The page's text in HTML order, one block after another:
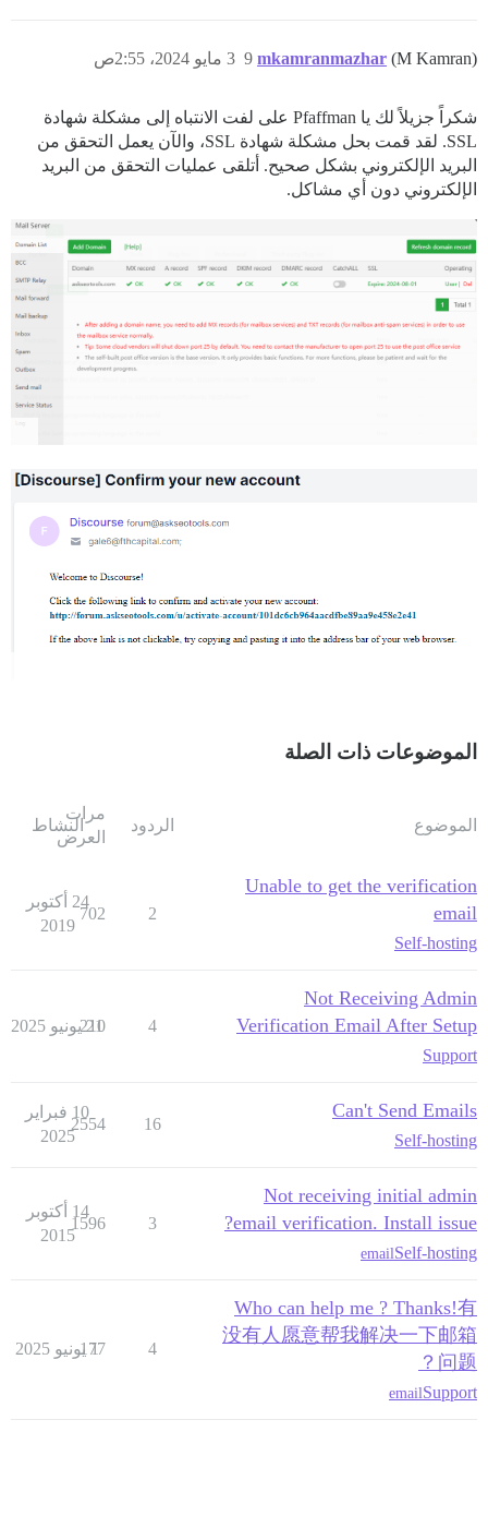
mkamranmazhar (M Kamran) 3 مايو 2024، 2:55ص 9
شكراً جزيلاً لك يا Pfaffman على لفت الانتباه إلى مشكلة شهادة
SSL. لقد قمت بحل مشكلة شهادة SSL، والآن يعمل التحقق من
البريد الإلكتروني بشكل صحيح. أتلقى عمليات التحقق من البريد
الإلكتروني دون أي مشاكل.
الموضوعات ذات الصلة
الموضوع الردود
مرات
العرض
النشاط
Unable to get the verification
email
Self-hosting
2
702
24 أكتوبر
2019
Not Receiving Admin
Verification Email After Setup
Support
4
210
21 يونيو 2025
Can't Send Emails
Self-hosting
16
2554
10 فبراير
2025
Not receiving initial admin
email verification. Install issue?
Self-hosting
email
3
1596
14 أكتوبر
2015
Who can help me ? Thanks!有
没有人愿意帮我解决一下邮箱
问题？
Support
email
4
177
1 يونيو 2025